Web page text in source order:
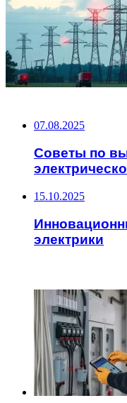
07.08.2025
Советы по
15.10.2025
электрики